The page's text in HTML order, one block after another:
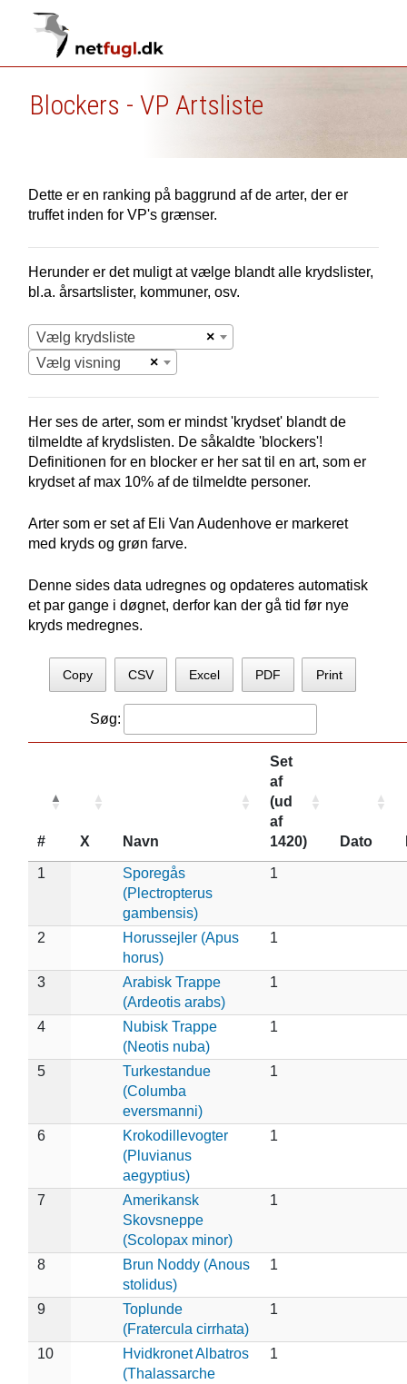
Blockers - VP Artsliste
Dette er en ranking på baggrund af de arter, der er
truffet inden for VP's grænser.
Herunder er det muligt at vælge blandt alle krydslister,
bl.a. årsartslister, kommuner, osv.
×
Vælg krydsliste
×
Vælg visning
Her ses de arter, som er mindst 'krydset' blandt de
tilmeldte af krydslisten. De såkaldte 'blockers'!
Definitionen for en blocker er her sat til en art, som er
krydset af max 10% af de tilmeldte personer.
Arter som er set af Eli Van Audenhove er markeret
med kryds og grøn farve.
Denne sides data udregnes og opdateres automatisk
et par gange i døgnet, derfor kan der gå tid før nye
kryds medregnes.
Copy CSV Excel PDF Print
Søg:
# X Navn
Set
af
(ud
af
1420)
Dato
1
Sporegås
(Plectropterus
gambensis)
1
2
Horussejler (Apus
horus)
1
3
Arabisk Trappe
(Ardeotis arabs)
1
4
Nubisk Trappe
(Neotis nuba)
1
5
Turkestandue
(Columba
eversmanni)
1
6
Krokodillevogter
(Pluvianus
aegyptius)
1
7
Amerikansk
Skovsneppe
(Scolopax minor)
1
8
Brun Noddy (Anous
stolidus)
1
9
Toplunde
(Fratercula cirrhata)
1
10
Hvidkronet Albatros
(Thalassarche
1